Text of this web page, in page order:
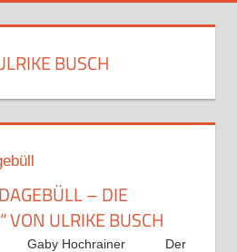
BUSCH
– DIE
VON ULRIKE BUSCH
Gaby Hochrainer
Der